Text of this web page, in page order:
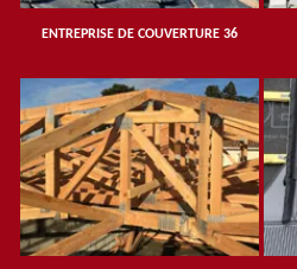
ENTREPRISE DE COUVERTURE 36